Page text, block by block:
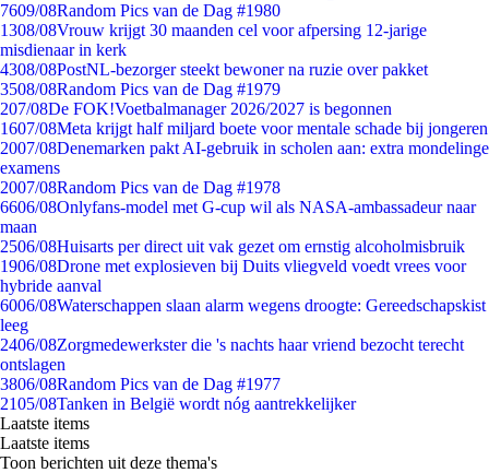
7609/08Random Pics van de Dag #1980
1308/08Vrouw krijgt 30 maanden cel voor afpersing 12-jarige
misdienaar in kerk
4308/08PostNL-bezorger steekt bewoner na ruzie over pakket
3508/08Random Pics van de Dag #1979
207/08De FOK!Voetbalmanager 2026/2027 is begonnen
1607/08Meta krijgt half miljard boete voor mentale schade bij jongeren
2007/08Denemarken pakt AI-gebruik in scholen aan: extra mondelinge
examens
2007/08Random Pics van de Dag #1978
6606/08Onlyfans-model met G-cup wil als NASA-ambassadeur naar
maan
2506/08Huisarts per direct uit vak gezet om ernstig alcoholmisbruik
1906/08Drone met explosieven bij Duits vliegveld voedt vrees voor
hybride aanval
6006/08Waterschappen slaan alarm wegens droogte: Gereedschapskist
leeg
2406/08Zorgmedewerkster die 's nachts haar vriend bezocht terecht
ontslagen
3806/08Random Pics van de Dag #1977
2105/08Tanken in België wordt nóg aantrekkelijker
Laatste items
Laatste items
Toon berichten uit deze thema's